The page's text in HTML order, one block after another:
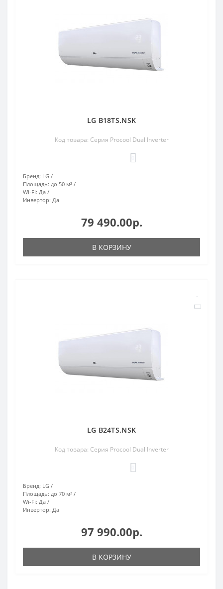
LG B18TS.NSK
Код товара: Серия Procool Dual Inverter
Бренд: LG
Площадь: до 50 м²
Wi-Fi: Да
Инвертор: Да
79 490.00р.
В КОРЗИНУ
LG B24TS.NSK
Код товара: Серия Procool Dual Inverter
Бренд: LG
Площадь: до 70 м²
Wi-Fi: Да
Инвертор: Да
97 990.00р.
В КОРЗИНУ